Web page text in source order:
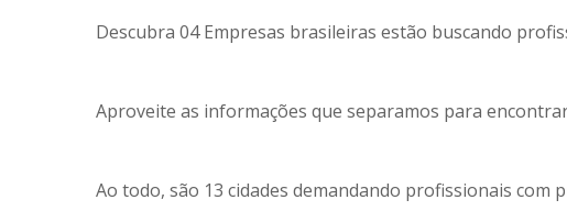
Descubra 04 Empresas brasileiras estão buscando
Aproveite as informações que separamos para
Ao todo, são 13 cidades demandando profissionais com